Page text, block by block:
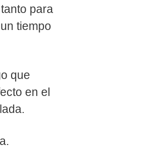
para
tiempo
que
en el